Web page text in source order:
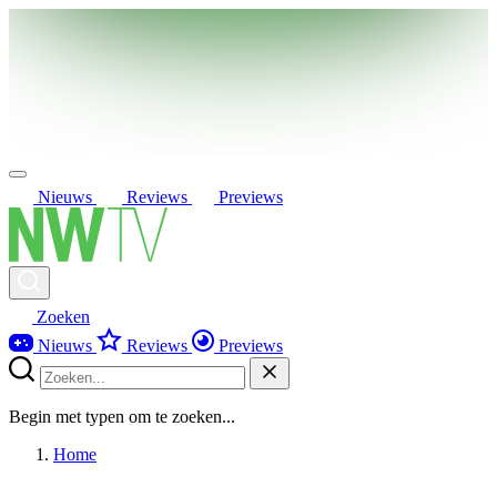
Nieuws Reviews Previews
Zoeken
Nieuws
Reviews Previews
Begin met typen om te zoeken...
Home